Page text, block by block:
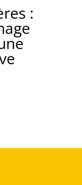
: